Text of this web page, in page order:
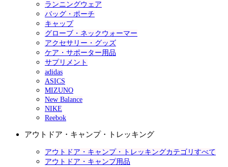
ランニングウェア
バッグ・ポーチ
キャップ
グローブ・ネックウォーマー
アクセサリー・グッズ
ケア・サポーター用品
サプリメント
adidas
ASICS
MIZUNO
New Balance
NIKE
Reebok
アウトドア・キャンプ・トレッキング
アウトドア・キャンプ・トレッキングカテゴリすべて
アウトドア・キャンプ用品